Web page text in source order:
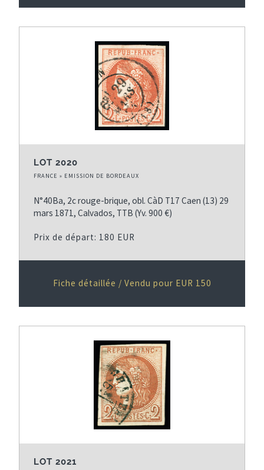
LOT 2020
FRANCE » EMISSION DE BORDEAUX
N°40Ba, 2c rouge-brique, obl. CàD T17 Caen (13) 29
mars 1871, Calvados, TTB (Yv. 900 €)
Prix de départ: 180 EUR
Fiche détaillée / Vendu pour EUR 150
LOT 2021